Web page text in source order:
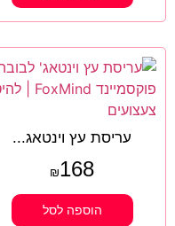
עריסת עץ וינטאג...
₪168
הוספה לסל